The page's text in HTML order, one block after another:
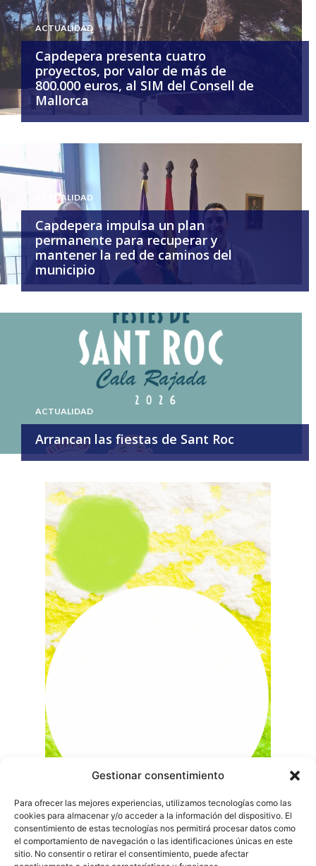
Gestionar consentimiento
Para ofrecer las mejores experiencias, utilizamos tecnologías como las
cookies para almacenar y/o acceder a la información del dispositivo. El
consentimiento de estas tecnologías nos permitirá procesar datos como
el comportamiento de navegación o las identificaciones únicas en este
sitio. No consentir o retirar el consentimiento, puede afectar
ACTUALIDAD
Capdepera presenta cuatro
proyectos, por valor de más de
800.000 euros, al SIM del Consell de
Mallorca
ACTUALIDAD
Capdepera impulsa un plan
permanente para recuperar y
mantener la red de caminos del
municipio
ACTUALIDAD
Arrancan las fiestas de Sant Roc